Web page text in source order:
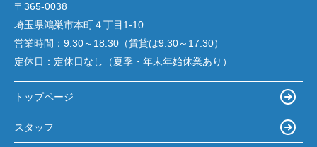
〒365-0038
埼玉県鴻巣市本町４丁目1-10
営業時間： 9:30～18:30（賃貸は9:30～17:30）
定休日： 定休日なし（夏季・年末年始休業あり）
トップページ
スタッフ